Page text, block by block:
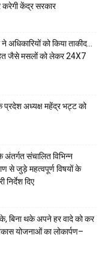
करेगी केंद्र सरकार
अधिकारियों को किया ताकीद…
जैसे मसलों को लेकर 24X7
प्रदेश अध्यक्ष महेंद्र भट्ट को
संचालित विभिन्न
से जुड़े महत्वपूर्ण विषयों के
दिए
बिना थके अपने हर वादे को कर
योजनाओं का लोकार्पण–